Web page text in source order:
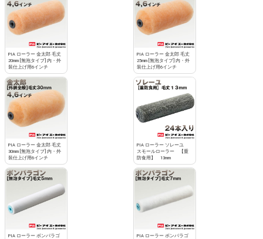
PIA ローラー 金太郎 毛丈
20mm [無泡タイプ] 内・外
装仕上げ用6インチ
PIA ローラー 金太郎 毛丈
25mm [無泡タイプ] 内・外
装仕上げ用6インチ
PIA ローラー 金太郎 毛丈
30mm [無泡タイプ] 内・外
装仕上げ用6インチ
PIA ローラー ソレーユ
スモールローラー 【重
防食用】 13mm
PIA ローラー ボンパラゴ PIA ローラー ボンパラゴ